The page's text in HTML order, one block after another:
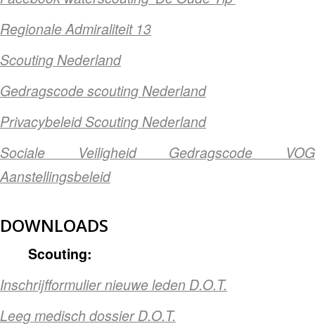
Regionale Admiraliteit 13
Scouting Nederland
Gedragscode scouting Nederland
Privacybeleid Scouting Nederland
Sociale Veiligheid Gedragscode VOG
Aanstellingsbeleid
DOWNLOADS
Scouting:
Inschrijfformulier nieuwe leden D.O.T.
Leeg medisch dossier D.O.T.